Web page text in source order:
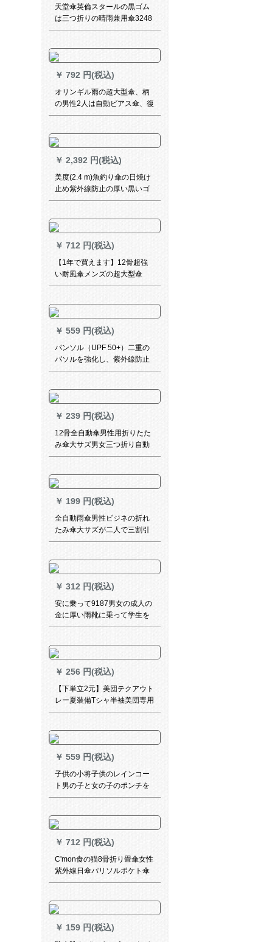
天堂傘英倫スタールの黒ゴム
は三つ折りの晴雨兼用傘3248
ELHBの濃い紫色を強めます。
￥ 792 円(税込)
オリンギル雨の超大型傘、柄
の男性2人は自動ビアス傘、復
古防風大傘、カスタム広告
￥ 2,392 円(税込)
美度(2.4 m)魚釣り傘の日焼け
止め紫外線防止の厚い黒いゴ
ムの屋外日傘は二重防風を強
305空色をした。
￥ 712 円(税込)
【1年で買えます】12骨超強
い耐風傘メンズの超大型傘
1.26 m 12骨二重人型傘511十
CM-ラテックス（ゴアドハー
ン）
￥ 559 円(税込)
パンソル（UPF 50+）二重の
パソルを強化し、紫外線防止
のためのものに、女神様の全
色の牡丹三つ折の晴雨兼用傘
と青のパソルを強化します。
￥ 239 円(税込)
12骨全自動傘男性用折りたた
み傘大サズ男女三つ折り自動
傘開放晴雨兼用傘12骨アプレ
￥ 199 円(税込)
全自動雨傘男性ビジネの折れ
たみ傘大サズが二人で三割引
きで成人男女を晴れ雨兼用傘
￥ 312 円(税込)
安に乗って9187男女の成人の
金に厚い雨靴に乗って学生を
骗して歩いて旅行する雨止め
かけます。
￥ 256 円(税込)
【下単立2元】美団テクアウト
レー夏装備Tシャ半袖美団専用
Ӣルメーダリングリングリン
￥ 559 円(税込)
子供の小将子供のレインコー
ト男の子と女の子のポンチを
持っています。防水小学生は
コートはMコードを買いま
す。
￥ 712 円(税込)
C'mon食の猫8骨折り畳傘女性
紫外線日傘パリソルポケト傘
黒ゴム傘晴雨両用傘折りたた
￥ 159 円(税込)